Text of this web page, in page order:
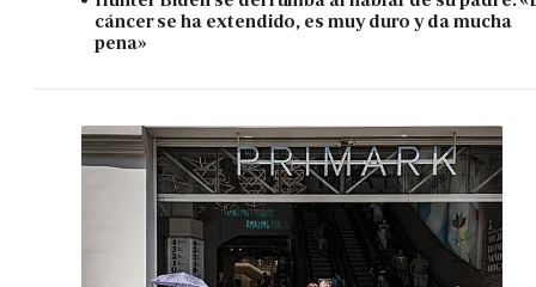
cáncer se ha extendido, es muy duro y da mucha
pena»